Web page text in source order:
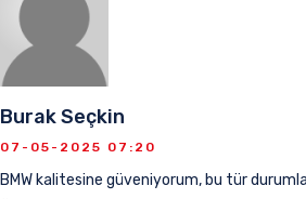
Burak Seçkin
07-05-2025 07:20
BMW kalitesine güveniyorum, bu tür